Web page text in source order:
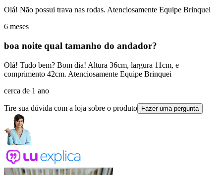
Olá! Não possui trava nas rodas. Atenciosamente Equipe Brinquei
6 meses
boa noite qual tamanho do andador?
Olá! Tudo bem? Bom dia! Altura 36cm, largura 11cm, e
comprimento 42cm. Atenciosamente Equipe Brinquei
cerca de 1 ano
Tire sua dúvida com a loja sobre o produto Fazer uma pergunta